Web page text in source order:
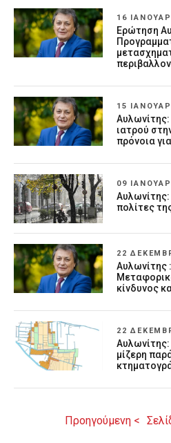
16
Ερώτηση
15
ιατρού
πρόνοια
09
Αυλωνίτης:
πολίτες
22
Αυλωνίτης
κίνδυνος
22
μίζερη
Προηγούμενη <